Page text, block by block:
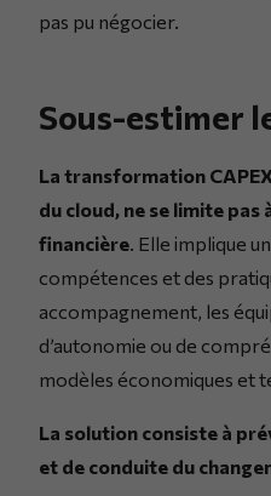
pas pu négocier.
Sous-estimer
La transformation
du cloud, ne se limite pas
financière. Elle implique
compétences et des
accompagnement, les
d’autonomie ou de
modèles économiques et
La solution consiste à
et de conduite du